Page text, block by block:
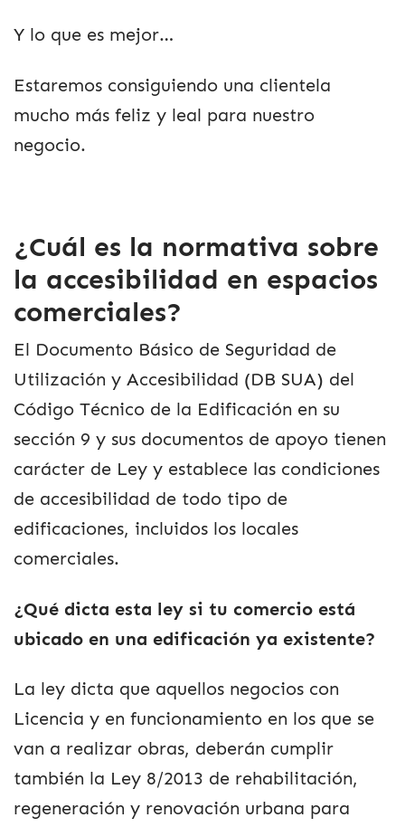
Y lo que es mejor…
Estaremos consiguiendo una clientela
mucho más feliz y leal para nuestro
negocio.
¿Cuál es la normativa sobre
la accesibilidad en espacios
comerciales?
El Documento Básico de Seguridad de
Utilización y Accesibilidad (DB SUA) del
Código Técnico de la Edificación en su
sección 9 y sus documentos de apoyo tienen
carácter de Ley y establece las condiciones
de accesibilidad de todo tipo de
edificaciones, incluidos los locales
comerciales.
¿Qué dicta esta ley si tu comercio está
ubicado en una edificación ya existente?
La ley dicta que aquellos negocios con
Licencia y en funcionamiento en los que se
van a realizar obras, deberán cumplir
también la Ley 8/2013 de rehabilitación,
regeneración y renovación urbana para